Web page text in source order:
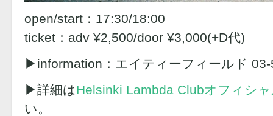
open/start：17:30/18:00
ticket：adv ¥2,500/door ¥3,000(+D代)
▶︎information：エイティーフィールド
▶︎詳細はHelsinki Lambda Clubオフィシ
い。